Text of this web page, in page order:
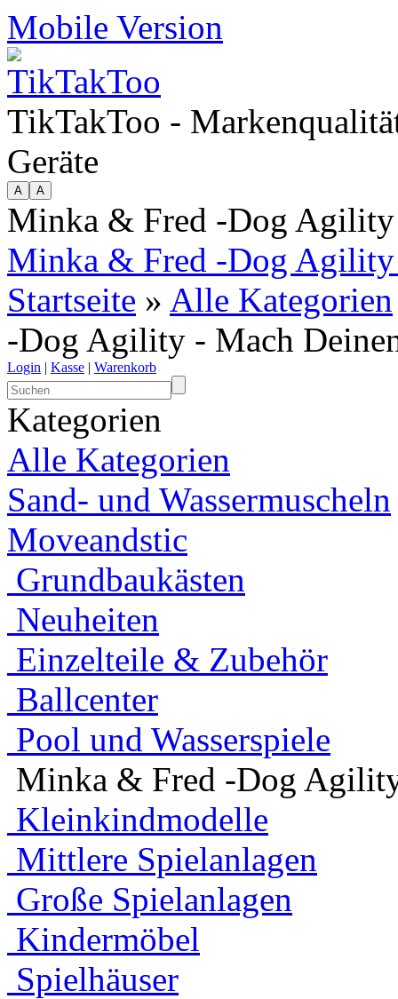
Mobile Version
TikTakToo -
Geräte
Minka & Fred -Dog
Minka & Fred -Dog
Startseite » Alle Kategorien
-Dog Agility - Mach
Login | Kasse | Warenkorb
Kategorien
Alle Kategorien
Sand- und Wassermuscheln
Moveandstic
Grundbaukästen
Neuheiten
Einzelteile & Zubehör
Ballcenter
Pool und Wasserspiele
Minka & Fred -Dog
Kleinkindmodelle
Mittlere Spielanlagen
Große Spielanlagen
Kindermöbel
Spielhäuser